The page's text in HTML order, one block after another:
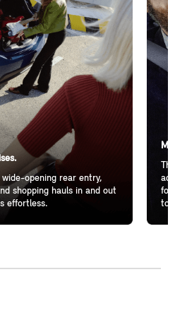
opening rear entry,
shopping hauls in and out
effortless.
for
to